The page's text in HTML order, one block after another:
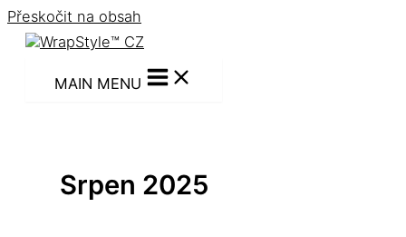
Přeskočit na obsah
MAIN MENU
Srpen 2025